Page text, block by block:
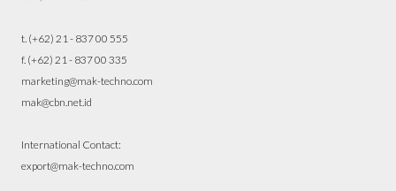
t. (+62) 21 - 837 00 555
f. (+62) 21 - 837 00 335
marketing@mak-techno.com
mak@cbn.net.id
International Contact:
export@mak-techno.com